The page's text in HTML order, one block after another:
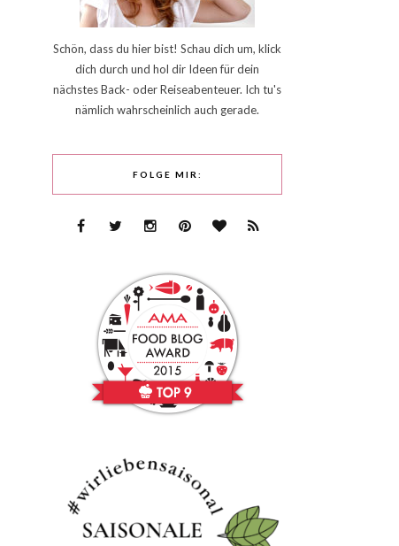
Schön, dass du hier bist! Schau dich um, klick
dich durch und hol dir Ideen für dein
nächstes Back- oder Reiseabenteuer. Ich tu's
nämlich wahrscheinlich auch gerade.
FOLGE MIR: